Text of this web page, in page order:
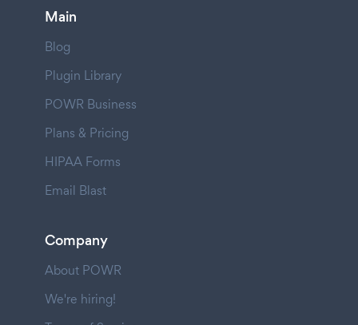
Main
Blog
Plugin Library
POWR Business
Plans & Pricing
HIPAA Forms
Email Blast
Company
About POWR
We're hiring!